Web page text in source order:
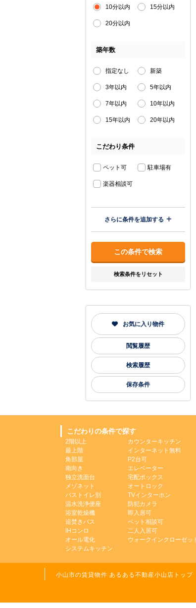
10分以内 15分以内
20分以内
築年数
指定なし 新築
3年以内 5年以内
7年以内 10年以内
15年以内 20年以内
こだわり条件
ペット可 駐車場有
楽器相談可
さらに条件を追加する
検索条件をリセット
お気に入り物件
閲覧履歴
検索履歴
保存条件
こだわりの条件で探す
2階以上
最上階
角部屋
南向き
独立洗面台
メゾネット
バストイレ別
温水洗浄便座
浴室乾燥機
追焚きバス
IHコンロ
オール電化
システムキッチン
カウンターキッチン
インターネット無料
P2台可
エレベーター
宅配ボックス
オートロック
TVインターホン
防犯カメラ
即入居可
ペット相談可
二人入居可
ウォークインクローゼッ
小山市の賃貸物件 あるある不動産小山店トップ